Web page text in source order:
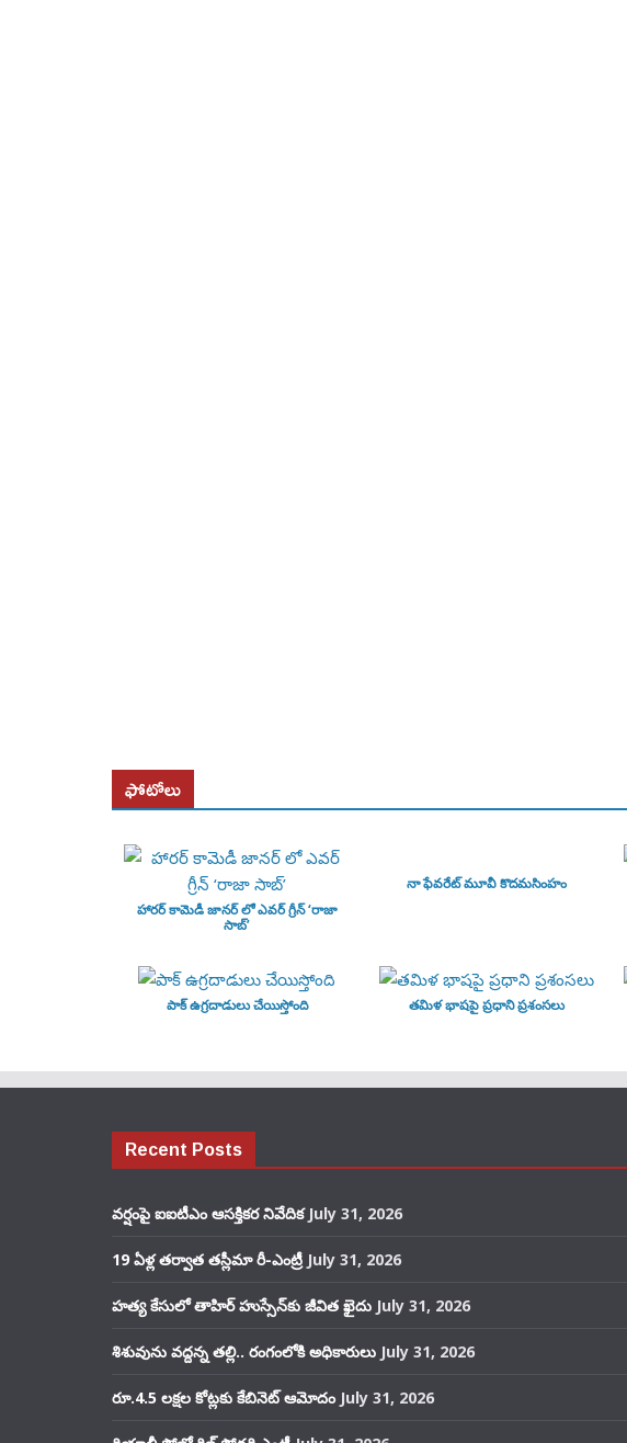
ఫోటోలు
హారర్ కామెడీ జానర్ లో ఎవర్ గ్రీన్ ‘రాజా
సాబ్’
నా ఫేవరేట్ మూవీ కొదమసింహం
పాక్ ఉగ్రదాడులు చేయిస్తోంది
తమిళ భాషపై ప్రధాని ప్రశంసలు
Recent Posts
వర్షంపై ఐఐటీఎం ఆసక్తికర నివేదిక July 31, 2026
19 ఏళ్ల తర్వాత తస్లీమా రీ-ఎంట్రీ July 31, 2026
హత్య కేసులో తాహిర్ హుస్సేన్‌కు జీవిత ఖైదు July 31, 2026
శిశువును వద్దన్న తల్లి.. రంగంలోకి అధికారులు July 31, 2026
రూ.4.5 లక్షల కోట్లకు కేబినెట్ ఆమోదం July 31, 2026